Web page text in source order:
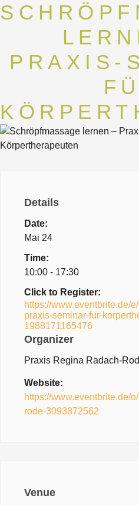
PRAXIS-
Details
Date:
Mai 24
Time:
10:00 - 17:30
Click to Register:
https://www.eventbrite.de/
praxis-seminar-fur-
1988171165476
Organizer
Praxis Regina Radach-
Website:
https://www.eventbrite.de/
rode-3093872562
Venue